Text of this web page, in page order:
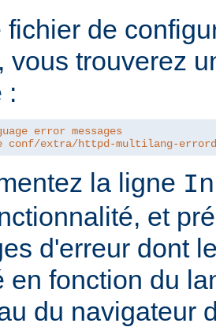
fichier de
vous trouverez
:
error messages
conf/extra/httpd-multilang-
la ligne
et
d'erreur dont
en fonction du
du navigateur